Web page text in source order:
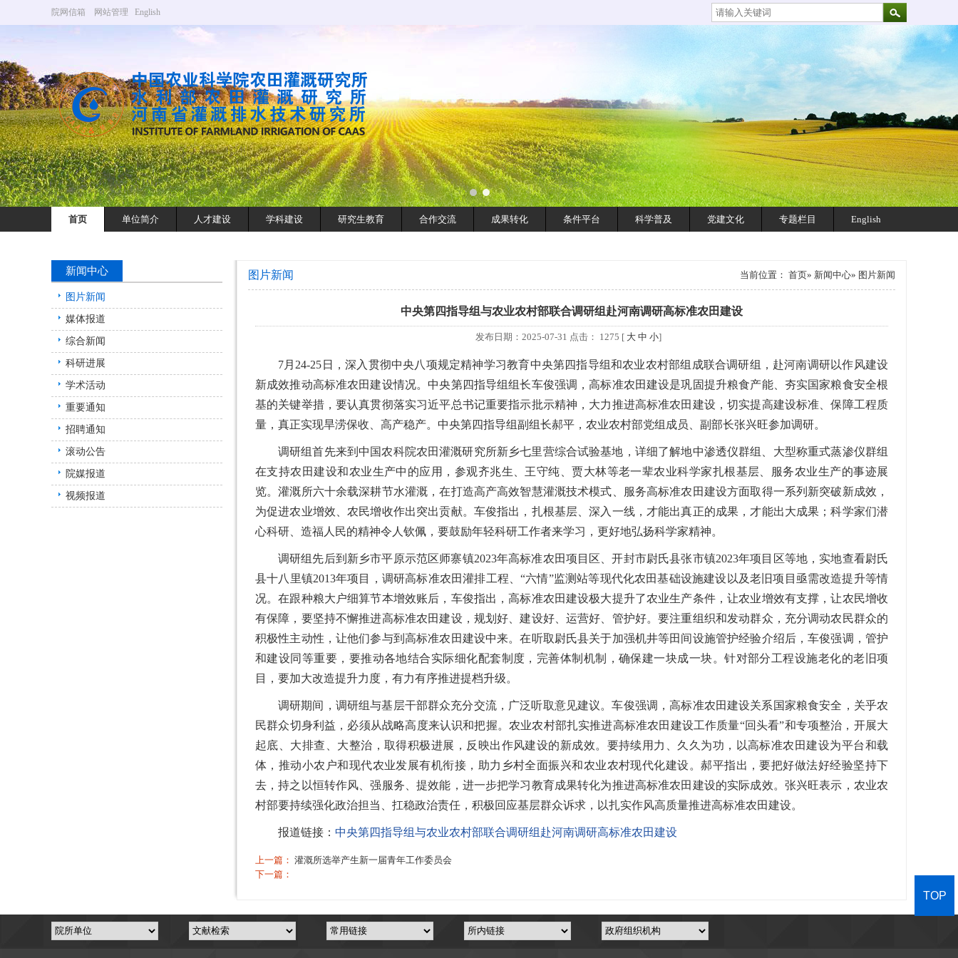
院网信箱 网站管理 English
首页 单位简介 人才建设 学科建设 研究生教育 合作交流 成果转化 条件平台 科学普及 党建文化 专题栏目 English
新闻中心
图片新闻
媒体报道
综合新闻
科研进展
学术活动
重要通知
招聘通知
滚动公告
院媒报道
视频报道
当前位置： 首页» 新闻中心» 图片新闻
图片新闻
中央第四指导组与农业农村部联合调研组赴河南调研高标准农田建设
发布日期：2025-07-31 点击： 1275 [ 大 中 小]
7月24-25日，深入贯彻中央八项规定精神学习教育中央第四指导组和农业农村部组成联合调研组，赴河南调研以作风建设
新成效推动高标准农田建设情况。中央第四指导组组长车俊强调，高标准农田建设是巩固提升粮食产能、夯实国家粮食安全根
基的关键举措，要认真贯彻落实习近平总书记重要指示批示精神，大力推进高标准农田建设，切实提高建设标准、保障工程质
量，真正实现旱涝保收、高产稳产。中央第四指导组副组长郝平，农业农村部党组成员、副部长张兴旺参加调研。
调研组首先来到中国农科院农田灌溉研究所新乡七里营综合试验基地，详细了解地中渗透仪群组、大型称重式蒸渗仪群组
在支持农田建设和农业生产中的应用，参观齐兆生、王守纯、贾大林等老一辈农业科学家扎根基层、服务农业生产的事迹展
览。灌溉所六十余载深耕节水灌溉，在打造高产高效智慧灌溉技术模式、服务高标准农田建设方面取得一系列新突破新成效，
为促进农业增效、农民增收作出突出贡献。车俊指出，扎根基层、深入一线，才能出真正的成果，才能出大成果；科学家们潜
心科研、造福人民的精神令人钦佩，要鼓励年轻科研工作者来学习，更好地弘扬科学家精神。
调研组先后到新乡市平原示范区师寨镇2023年高标准农田项目区、开封市尉氏县张市镇2023年项目区等地，实地查看尉氏
县十八里镇2013年项目，调研高标准农田灌排工程、“六情”监测站等现代化农田基础设施建设以及老旧项目亟需改造提升等情
况。在跟种粮大户细算节本增效账后，车俊指出，高标准农田建设极大提升了农业生产条件，让农业增效有支撑，让农民增收
有保障，要坚持不懈推进高标准农田建设，规划好、建设好、运营好、管护好。要注重组织和发动群众，充分调动农民群众的
积极性主动性，让他们参与到高标准农田建设中来。在听取尉氏县关于加强机井等田间设施管护经验介绍后，车俊强调，管护
和建设同等重要，要推动各地结合实际细化配套制度，完善体制机制，确保建一块成一块。针对部分工程设施老化的老旧项
目，要加大改造提升力度，有力有序推进提档升级。
调研期间，调研组与基层干部群众充分交流，广泛听取意见建议。车俊强调，高标准农田建设关系国家粮食安全，关乎农
民群众切身利益，必须从战略高度来认识和把握。农业农村部扎实推进高标准农田建设工作质量“回头看”和专项整治，开展大
起底、大排查、大整治，取得积极进展，反映出作风建设的新成效。要持续用力、久久为功，以高标准农田建设为平台和载
体，推动小农户和现代农业发展有机衔接，助力乡村全面振兴和农业农村现代化建设。郝平指出，要把好做法好经验坚持下
去，持之以恒转作风、强服务、提效能，进一步把学习教育成果转化为推进高标准农田建设的实际成效。张兴旺表示，农业农
村部要持续强化政治担当、扛稳政治责任，积极回应基层群众诉求，以扎实作风高质量推进高标准农田建设。
报道链接： 中央第四指导组与农业农村部联合调研组赴河南调研高标准农田建设
上一篇： 灌溉所选举产生新一届青年工作委员会
下一篇：
TOP